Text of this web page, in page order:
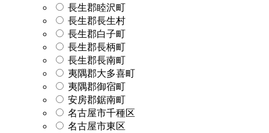
長生郡睦沢町
長生郡長生村
長生郡白子町
長生郡長柄町
長生郡長南町
夷隅郡大多喜町
夷隅郡御宿町
安房郡鋸南町
名古屋市千種区
名古屋市東区